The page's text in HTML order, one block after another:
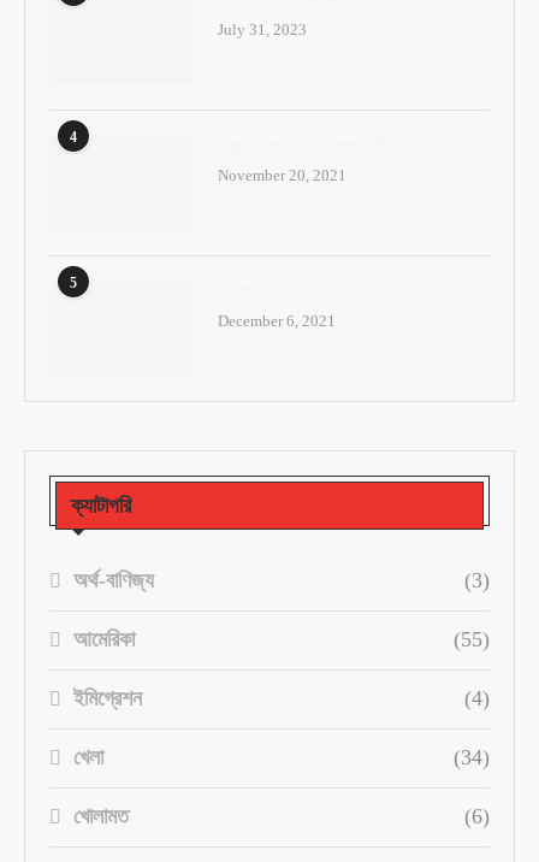
July 31, 2023
4
November 20, 2021
5
December 6, 2021
ক্যাটাগরি
অর্থ-বাণিজ্য (3)
আমেরিকা (55)
ইমিগ্রেশন (4)
খেলা (34)
খোলামত (6)